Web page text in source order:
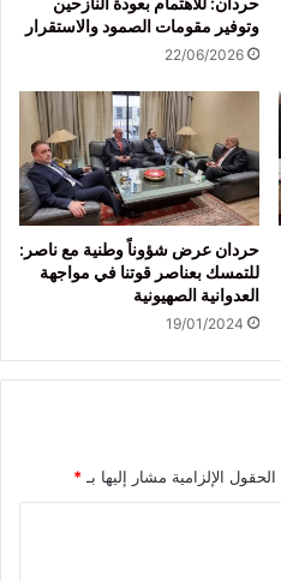
وتوفير مقومات الصمود والاستقرار
22/06/2026
حردان عرض شؤوناً وطنية مع ناصر:
للتمسك بعناصر قوتنا في مواجهة
العدوانية الصهيونية
19/01/2024
الحقول الإلزامية مشار إليها بـ*